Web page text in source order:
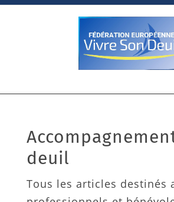
deuil
Tous les articles destinés